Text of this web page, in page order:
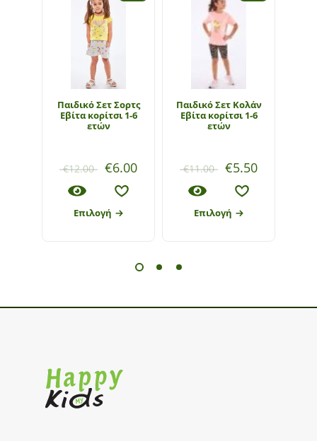
Παιδικό Σετ Σορτς
Εβίτα κορίτσι 1-6
ετών
€12.00 €6.00
Επιλογή
Παιδικό Σετ Κολάν
Εβίτα κορίτσι 1-6
ετών
€11.00 €5.50
Επιλογή